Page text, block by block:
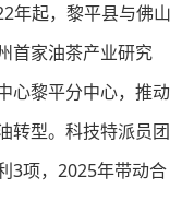
年起，黎平县与佛山
首家油茶产业研究
心黎平分中心，推动
转型。科技特派员团
3项，2025年带动合